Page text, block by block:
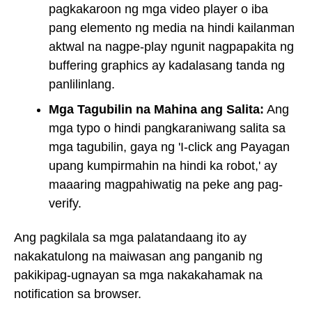
pagkakaroon ng mga video player o iba
pang elemento ng media na hindi kailanman
aktwal na nagpe-play ngunit nagpapakita ng
buffering graphics ay kadalasang tanda ng
panlilinlang.
Mga Tagubilin na Mahina ang Salita: Ang
mga typo o hindi pangkaraniwang salita sa
mga tagubilin, gaya ng 'I-click ang Payagan
upang kumpirmahin na hindi ka robot,' ay
maaaring magpahiwatig na peke ang pag-
verify.
Ang pagkilala sa mga palatandaang ito ay
nakakatulong na maiwasan ang panganib ng
pakikipag-ugnayan sa mga nakakahamak na
notification sa browser.